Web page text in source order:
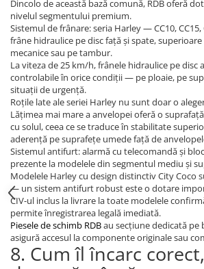
Dincolo de această bază comună, RDB oferă
nivelul segmentului premium.
Sistemul de frânare: seria Harley — CC10,
frâne hidraulice pe disc față și spate,
mecanice sau pe tambur.
La viteza de 25 km/h, frânele hidraulice pe disc
controlabile în orice condiții — pe ploaie, pe
situații de urgență.
Roțile late ale seriei Harley nu sunt doar o
Lățimea mai mare a anvelopei oferă o
cu solul, ceea ce se traduce în stabilitate
aderență pe suprafețe umede față de
Sistemul antifurt: alarmă cu telecomandă și
prezente la modelele din segmentul mediu și
Modelele Harley cu design distinctiv City Coco
— un sistem antifurt robust este o dotare
CIV-ul inclus la livrare la toate modelele
permite înregistrarea legală imediată.
Piesele de schimb RDBau secțiune dedicată pe
asigură accesul la componente originale sau
8. Cum îl încarc